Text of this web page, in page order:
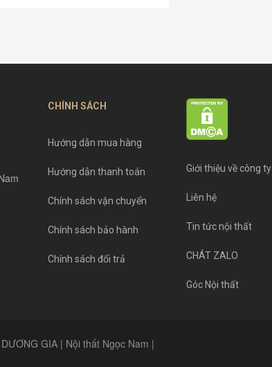
CHÍNH SÁCH
Hướng dẫn mua hàng
Hướng dẫn thanh toán
Chính sách vận chuyển
Chính sách bảo hành
Chính sách đổi trả
Giới thiệu về công ty
Liên hệ
Tin tức nội thất
CHÁT ZALO
Góc Nội thất
GIA | Nội thất Ngọc Nam |